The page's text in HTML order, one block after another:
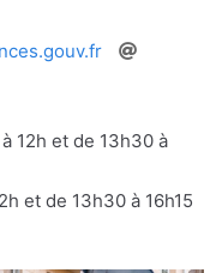
12h et de 13h30 à
et de 13h30 à 16h15